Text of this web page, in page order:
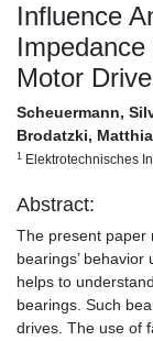
Influence
Motor
Scheuermann,
Brodatzki,
1 Elektrotechnisches
Abstract:
The present paper
bearings’
helps to
bearings. Such
drives. The use of